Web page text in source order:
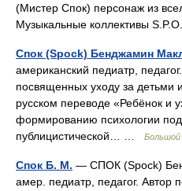
(Мистер Спок) персонаж из
Музыкальные коллективы
Спок (Spock) Бенджамин
американский педиатр,
посвященных уходу за детьми
русском переводе «Ребёнок и
формированию психологии
публицистической… …
Большой
Спок Б. М. — СПОК (Spock)
амер. педиатр, педагог. Автор